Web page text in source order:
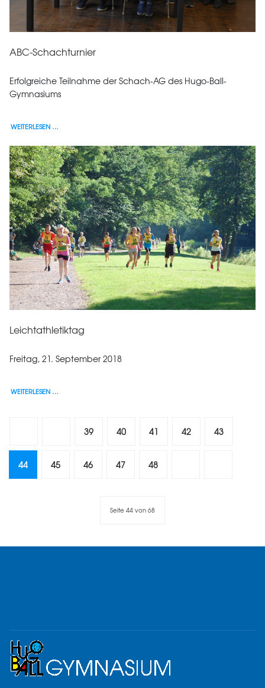
ABC-Schachturnier
Erfolgreiche Teilnahme der Schach-AG des Hugo-Ball-
Gymnasiums
WEITERLESEN …
Leichtathletiktag
Freitag, 21. September 2018
WEITERLESEN …
39 40 41 42 43
44 45 46 47 48
Seite 44 von 68